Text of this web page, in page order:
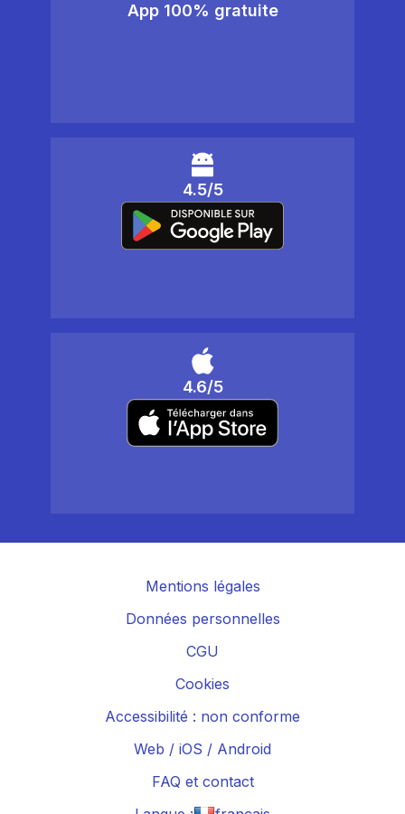
App 100% gratuite
4.5/5
4.6/5
Mentions légales
Données personnelles
CGU
Cookies
Accessibilité : non conforme
Web / iOS / Android
FAQ et contact